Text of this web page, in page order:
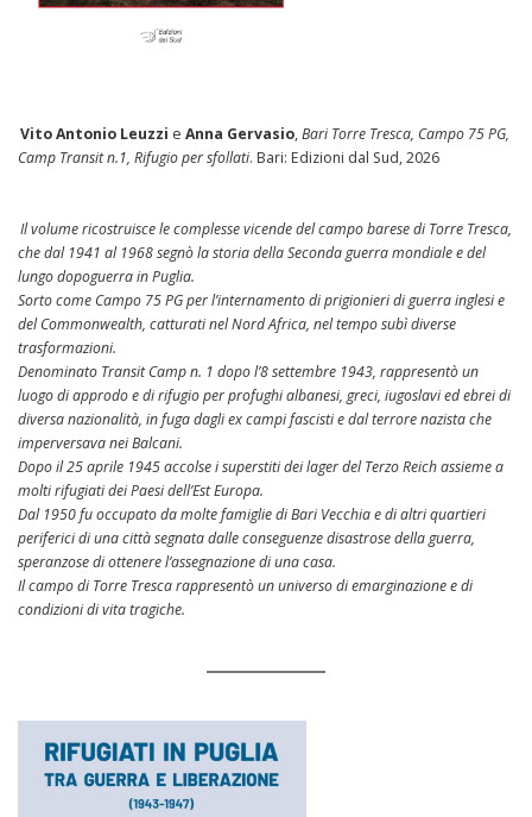
Vito Antonio Leuzzi eAnna Gervasio,Bari Torre Tresca, Campo 75 PG,
Camp Transit n.1, Rifugio per sfollati. Bari: Edizioni dal Sud, 2026
Il volume ricostruisce le complesse vicende del campo barese di Torre Tresca,
che dal 1941 al 1968 segnò la storia della Seconda guerra mondiale e del
lungo dopoguerra in Puglia.
Sorto come Campo 75 PG per l’internamento di prigionieri di guerra inglesi e
del Commonwealth, catturati nel Nord Africa, nel tempo subì diverse
trasformazioni.
Denominato Transit Camp n. 1 dopo l’8 settembre 1943, rappresentò un
luogo di approdo e di rifugio per profughi albanesi, greci, iugoslavi ed ebrei di
diversa nazionalità, in fuga dagli ex campi fascisti e dal terrore nazista che
imperversava nei Balcani.
Dopo il 25 aprile 1945 accolse i superstiti dei lager del Terzo Reich assieme a
molti rifugiati dei Paesi dell’Est Europa.
Dal 1950 fu occupato da molte famiglie di Bari Vecchia e di altri quartieri
periferici di una città segnata dalle conseguenze disastrose della guerra,
speranzose di ottenere l’assegnazione di una casa.
Il campo di Torre Tresca rappresentò un universo di emarginazione e di
condizioni di vita tragiche.